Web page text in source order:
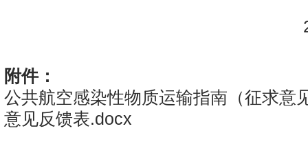
附件：
公共航空感染性物质运输指南（征求意
意见反馈表.docx